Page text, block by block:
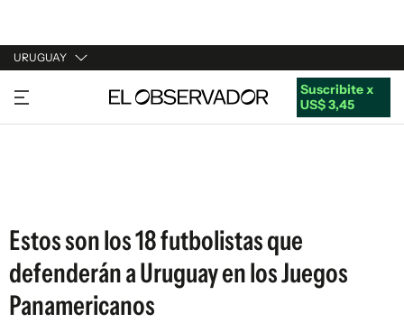
URUGUAY
URUGUAY
ARGENTINA
Suscribite x
US$ 3,45
Estos son los 18 futbolistas que
defenderán a Uruguay en los Juegos
Panamericanos